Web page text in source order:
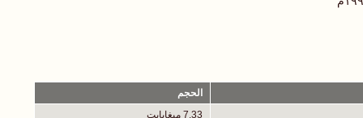
الحجم
7.33 ميغابايت